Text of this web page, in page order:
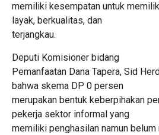
memiliki kesempatan untuk
layak, berkualitas, dan
terjangkau.
Deputi Komisioner bidang
Pemanfaatan Dana Tapera, Sid
bahwa skema DP 0 persen
merupakan bentuk keberpihakan
pekerja sektor informal yang
memiliki penghasilan namun belum